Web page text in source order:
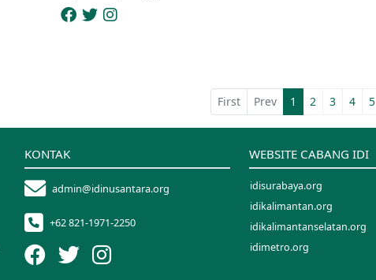
First Prev 1 2 3 4 5
KONTAK
admin@idinusantara.org
+62 821-1971-2250
WEBSITE CABANG IDI
idisurabaya.org
idikalimantan.org
idikalimantanselatan.org
idimetro.org